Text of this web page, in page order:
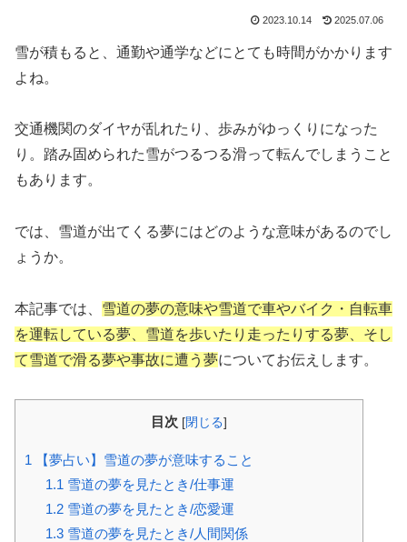
2023.10.14 2025.07.06
雪が積もると、通勤や通学などにとても時間がかかります
よね。
交通機関のダイヤが乱れたり、歩みがゆっくりになった
り。踏み固められた雪がつるつる滑って転んでしまうこと
もあります。
では、雪道が出てくる夢にはどのような意味があるのでし
ょうか。
本記事では、 雪道の夢の意味や雪道で車やバイク・自転車
を運転している夢、雪道を歩いたり走ったりする夢、そし
て雪道で滑る夢や事故に遭う夢についてお伝えします。
目次 [閉じる]
1 【夢占い】雪道の夢が意味すること
1.1 雪道の夢を見たとき/仕事運
1.2雪道の夢を見たとき/恋愛運
1.3雪道の夢を見たとき/人間関係